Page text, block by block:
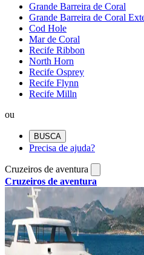
Grande Barreira de Coral
Grande Barreira de Coral
Cod Hole
Mar de Coral
Recife Ribbon
North Horn
Recife Osprey
Recife Flynn
Recife Milln
ou
BUSCA
Precisa de ajuda?
Cruzeiros de aventura
Cruzeiros de aventura